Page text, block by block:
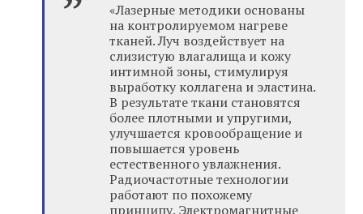
«Лазерные методики основаны
на контролируемом нагреве
тканей. Луч воздействует на
слизистую влагалища и кожу
интимной зоны, стимулируя
выработку коллагена и эластина.
В результате ткани становятся
более плотными и упругими,
улучшается кровообращение и
повышается уровень
естественного увлажнения.
Радиочастотные технологии
работают по похожему
принципу. Электромагнитные